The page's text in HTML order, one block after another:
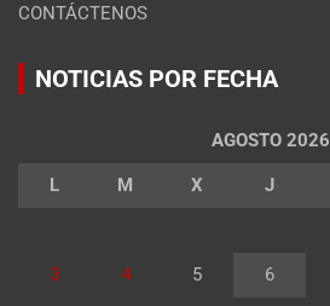
CONTÁCTENOS
NOTICIAS POR FECHA
AGOSTO 2026
L M X J
3 4 5 6